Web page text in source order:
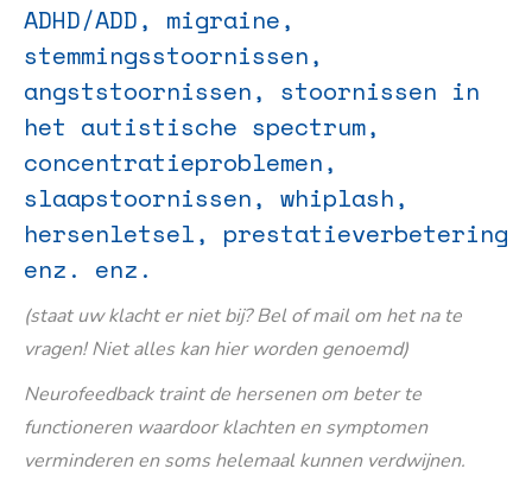
ADHD/ADD, migraine,
stemmingsstoornissen,
angststoornissen, stoornissen in
het autistische spectrum,
concentratieproblemen,
slaapstoornissen, whiplash,
hersenletsel, prestatieverbetering
enz. enz.
(staat uw klacht er niet bij? Bel of mail om het na te
vragen! Niet alles kan hier worden genoemd)
Neurofeedback traint de hersenen om beter te
functioneren waardoor klachten en symptomen
verminderen en soms helemaal kunnen verdwijnen.